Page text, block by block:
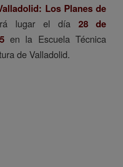
Los Planes de
lugar el día28 de
en la Escuela Técnica
de Valladolid.